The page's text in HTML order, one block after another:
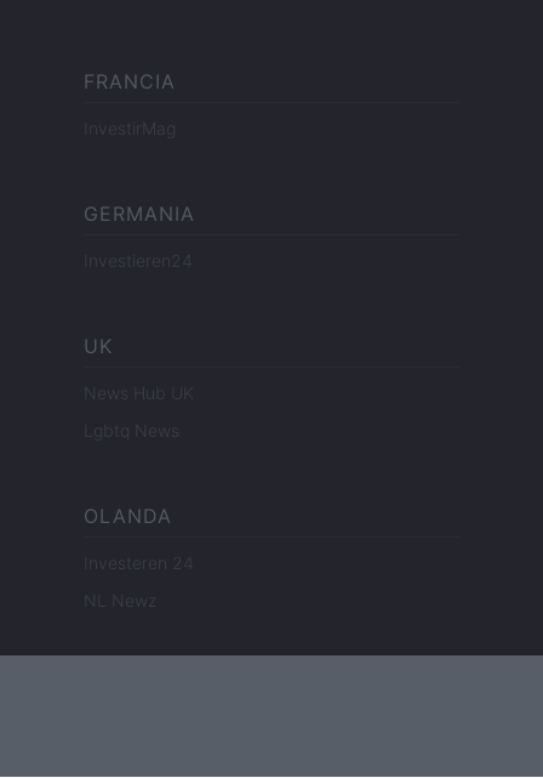
FRANCIA
InvestirMag
GERMANIA
Investieren24
UK
News Hub UK
Lgbtq News
OLANDA
Investeren 24
NL Newz